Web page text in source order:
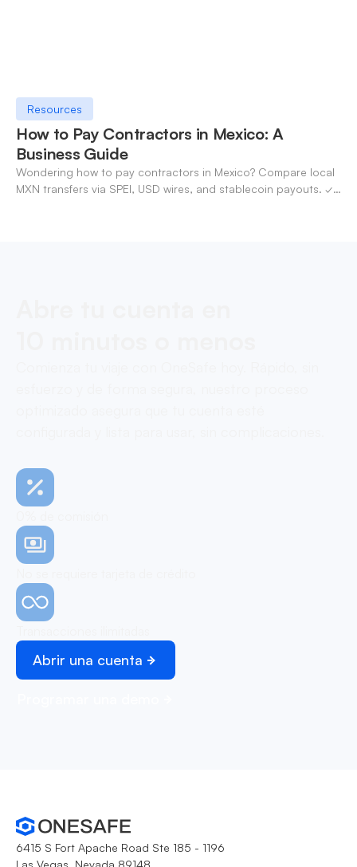
Resources
How to Pay Contractors in Mexico: A
Business Guide
Wondering how to pay contractors in Mexico? Compare local
MXN transfers via SPEI, USD wires, and stablecoin payouts. ✓
Abrir una cuenta
6415 S Fort Apache Road Ste 185 - 1196
Las Vegas, Nevada 89148